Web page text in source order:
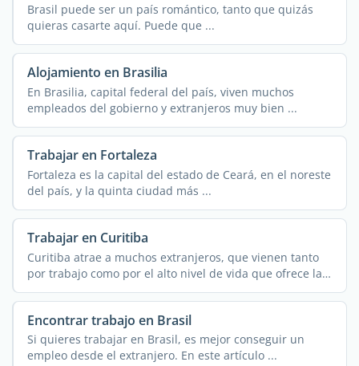
Brasil puede ser un país romántico, tanto que quizás
quieras casarte aquí. Puede que ...
Alojamiento en Brasilia
En Brasilia, capital federal del país, viven muchos
empleados del gobierno y extranjeros muy bien ...
Trabajar en Fortaleza
Fortaleza es la capital del estado de Ceará, en el noreste
del país, y la quinta ciudad más ...
Trabajar en Curitiba
Curitiba atrae a muchos extranjeros, que vienen tanto
por trabajo como por el alto nivel de vida que ofrece la
...
Encontrar trabajo en Brasil
Si quieres trabajar en Brasil, es mejor conseguir un
empleo desde el extranjero. En este artículo ...